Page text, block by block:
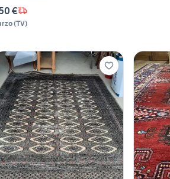
€
(TV)